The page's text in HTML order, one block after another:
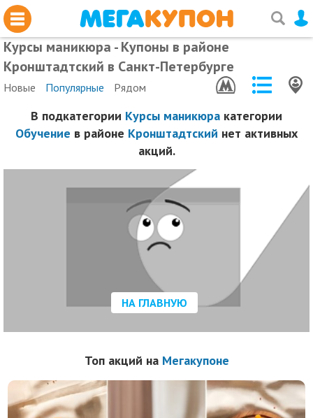
Курсы маникюра - Купоны в районе
Кронштадтский в Санкт-Петербурге
Новые Популярные Рядом
В подкатегории Курсы маникюра категории
Обучение в районе Кронштадтский нет активных
акций.
НА ГЛАВНУЮ
Топ акций на Мегакупоне